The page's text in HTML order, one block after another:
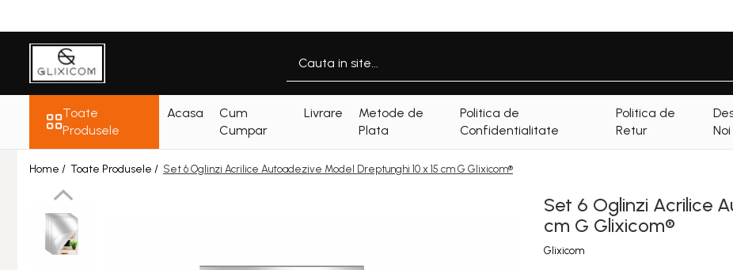
Toate Produsele
Toate Produsele
Casa Gradina & Bricolaj
Ustensile Bucatarie
Accesorii & Organizare
Bucatarie
Accesorii & Organizare Baie
Forme si Tavi de Copt
Organizare si Depozitare Casa
Toate
Produsele
Acasa
Cum
Cumpar
Livrare
Metode de
Plata
Politica de
Confidentialitate
Politica de
Retur
Noi
Home / Toate Produsele / Set 6 Oglinzi Acrilice Autoadezive Model Dreptunghi 10 x 15 cm G Glixicom®
Set 6 Oglinzi Acrilice
cm G Glixicom®
Glixicom